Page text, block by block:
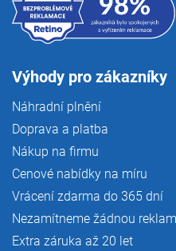
Výhody pro zákazníky
Náhradní plnění
Doprava a platba
Nákup na firmu
Cenové nabídky na míru
Vrácení zdarma do 365 dní
Nezamítneme žádnou
Extra záruka až 20 let